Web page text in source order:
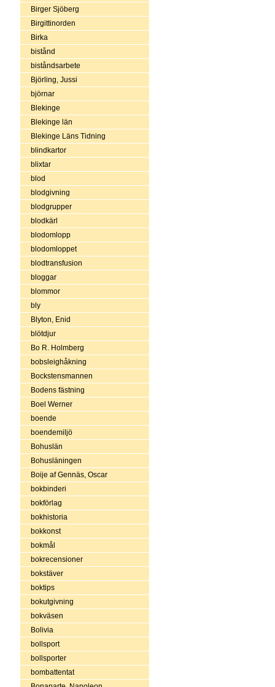
Birger Sjöberg
Birgittinorden
Birka
bistånd
biståndsarbete
Björling, Jussi
björnar
Blekinge
Blekinge län
Blekinge Läns Tidning
blindkartor
blixtar
blod
blodgivning
blodgrupper
blodkärl
blodomlopp
blodomloppet
blodtransfusion
bloggar
blommor
bly
Blyton, Enid
blötdjur
Bo R. Holmberg
bobsleighåkning
Bockstensmannen
Bodens fästning
Boel Werner
boende
boendemiljö
Bohuslän
Bohusläningen
Boije af Gennäs, Oscar
bokbinderi
bokförlag
bokhistoria
bokkonst
bokmål
bokrecensioner
bokstäver
boktips
bokutgivning
bokväsen
Bolivia
bollsport
bollsporter
bombattentat